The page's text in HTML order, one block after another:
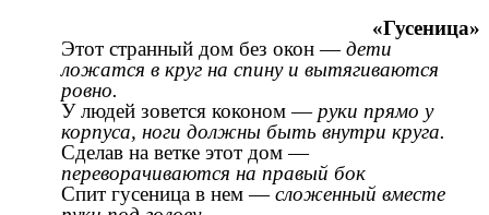
«Гусеница»
Этот странный дом без окон —дети
ложатся в круг на спину и вытягиваются
ровно.
У людей зовется коконом — руки прямо у
корпуса, ноги должны быть внутри круга.
Сделав на ветке этот дом —
переворачиваются на правый бок
Спит гусеница в нем —сложенный вместе